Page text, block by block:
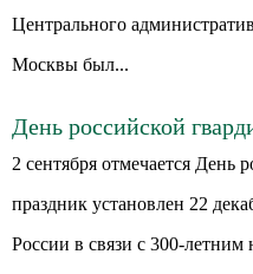
Центрального
Москвы был...
День российской
2 сентября отмечается День
праздник установлен 22
России в связи с 300-